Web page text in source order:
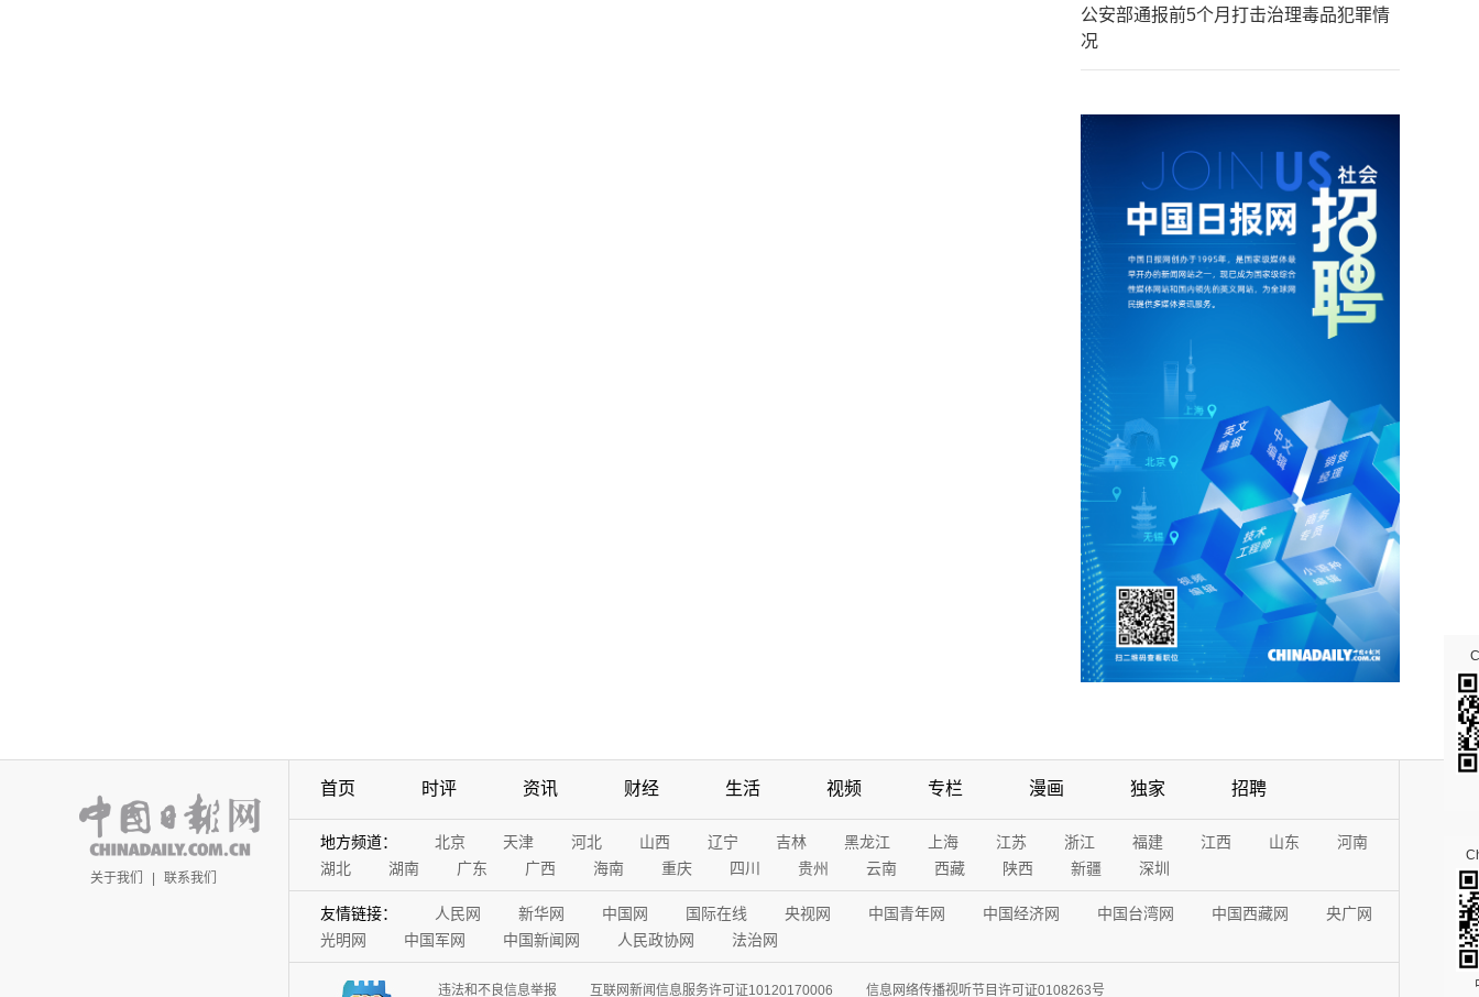
公安部通报前5个月打击治理毒品犯罪情
况
关于我们 | 联系我们
首页 时评 资讯 财经 生活 视频 专栏 漫画 独家 招聘
地方频道： 北京 天津 河北 山西 辽宁 吉林 黑龙江 上海 江苏 浙江 福建 江西 山东
河南
湖北
湖南 广东 广西 海南 重庆 四川 贵州 云南 西藏 陕西 新疆 深圳
友情链接： 人民网 新华网 中国网 国际在线 央视网 中国青年网 中国经济网 中国台湾网 中国西藏网
央广网
光明网
中国军网 中国新闻网 人民政协网 法治网
违法和不良信息举报 互联网新闻信息服务许可证10120170006 信息网络传播视听节目许可证0108263号